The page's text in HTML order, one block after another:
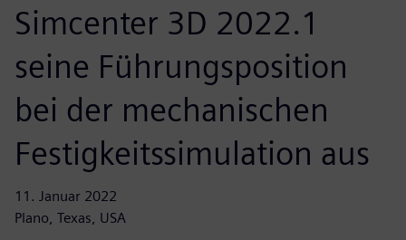
Simcenter 3D 2022.1
seine Führungsposition
bei der mechanischen
Festigkeitssimulation aus
11. Januar 2022
Plano, Texas, USA